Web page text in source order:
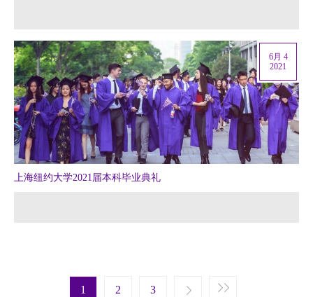
上海纽约大学2021届本科毕业典礼
6月 4
2021
Pagination
1 2 3
Next ›
Next page Last »
Last page